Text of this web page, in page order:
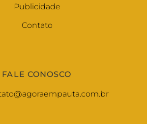
Publicidade
Contato
FALE CONOSCO